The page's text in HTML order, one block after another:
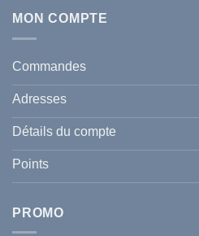
comment
et
celle
de
votre
famille
durant
l’été
2026
?
Écran
Solaire
Tunisie
Guide
pour
Traiter
Prévenir
MON COMPTE
Commandes
Adresses
Détails du compte
Points
PROMO